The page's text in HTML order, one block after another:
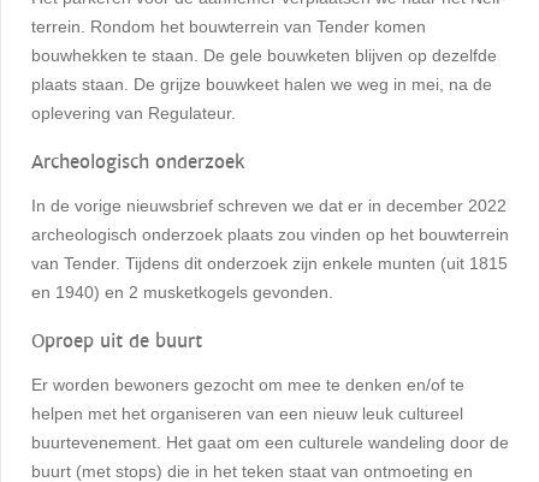
terrein. Rondom het bouwterrein van Tender komen
bouwhekken te staan. De gele bouwketen blijven op dezelfde
plaats staan. De grijze bouwkeet halen we weg in mei, na de
oplevering van Regulateur.
Archeologisch onderzoek
In de vorige nieuwsbrief schreven we dat er in december 2022
archeologisch onderzoek plaats zou vinden op het bouwterrein
van Tender. Tijdens dit onderzoek zijn enkele munten (uit 1815
en 1940) en 2 musketkogels gevonden.
Oproep uit de buurt
Er worden bewoners gezocht om mee te denken en/of te
helpen met het organiseren van een nieuw leuk cultureel
buurtevenement. Het gaat om een culturele wandeling door de
buurt (met stops) die in het teken staat van ontmoeting en